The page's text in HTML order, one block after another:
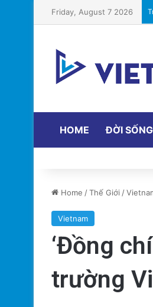
Friday, August 7 2026
HOME ĐỜI SỐNG
Home /Thế Giới /
Vietnam
‘Đồng
trường